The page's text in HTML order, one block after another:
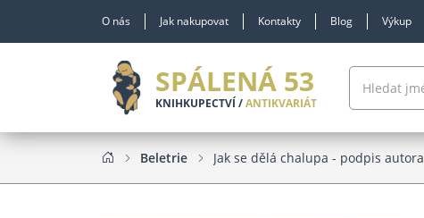
O nás Jak nakupovat Kontakty Blog Výkup
SPÁLENÁ 53
KNIHKUPECTVÍ /ANTIKVARIÁT
Beletrie Jak se dělá chalupa - podpis autora